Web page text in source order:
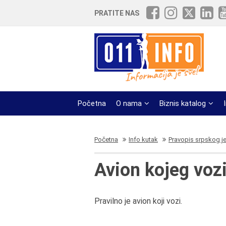
PRATITE NAS
Početna O nama Biznis katalog
Početna Info kutak Pravopis srpskog
Avion kojeg
Pravilno je avion koji vozi.